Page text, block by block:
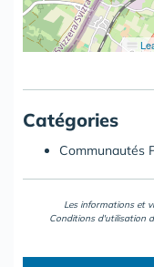
Catégories
Communautés
Les informations et
Conditions d'utilisation